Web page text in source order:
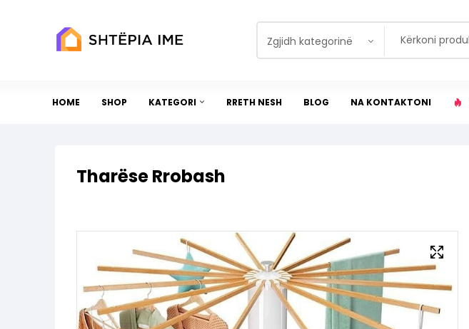
Zgjidh kategorinë
HOME SHOP KATEGORI RRETH NESH BLOG NA KONTAKTONI
Tharëse Rrobash